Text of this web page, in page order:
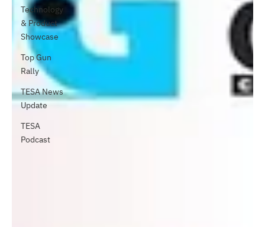
Technology
& Product
Showcase
Top Gun
Rally
TESA News
Update
TESA
Podcast